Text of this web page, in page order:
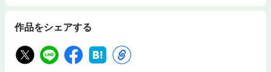
作品をシェアする